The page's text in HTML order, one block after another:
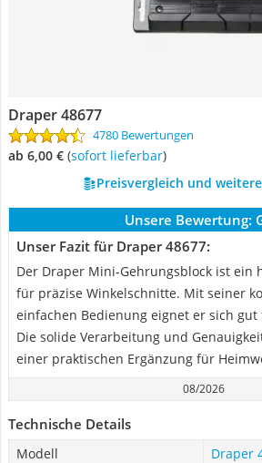
Draper 48677
4780 Bewertungen
ab 6,00 € ( Sofort lieferbar)
Preisvergleich und
Unsere Bewertung:
Unser Fazit für Draper 48677:
Der Draper Mini-Gehrungsblock ist ein
für präzise Winkelschnitte. Mit seiner
einfachen Bedienung eignet er sich
Die solide Verarbeitung und
einer praktischen Ergänzung für
08/2026
Technische Details
Modell
Draper